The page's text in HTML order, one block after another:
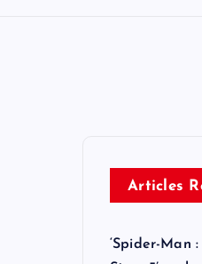
Articles
‘Spider-Man